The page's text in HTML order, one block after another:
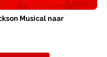
Musical naar